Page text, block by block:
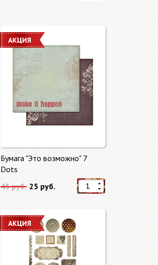
Бумага "Это возможно" 7
Dots
45 руб. 25 руб.